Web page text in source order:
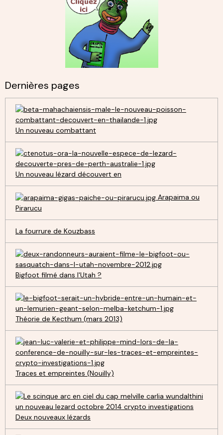
Dernières pages
Un nouveau combattant
Un nouveau lézard découvert en
Arapaima ou
Pirarucu
La fourrure de Kouzbass
Bigfoot filmé dans l'Utah ?
Théorie de Kecthum (mars 2013)
Traces et empreintes (Nouilly)
Deux nouveaux lézards